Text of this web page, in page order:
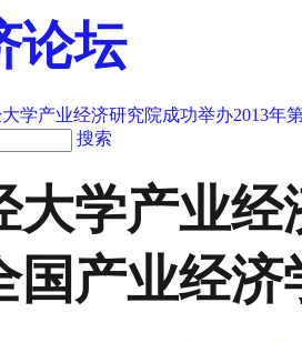
论坛
学产业经济研究院成功举办2013年
搜索
大学产业经
国产业经